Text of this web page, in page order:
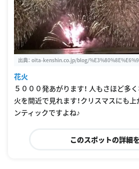
出典： oita-kenshin.co.jp/blog/
0%82
花火
５０００発あがります！ 人もさほど多
火を間近で見れます！クリスマスにも
ンティックですよね♪
このスポットの詳細